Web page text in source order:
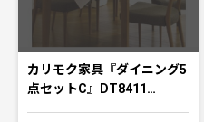
カリモク家具『ダイニング5
点セットC』DT8411…